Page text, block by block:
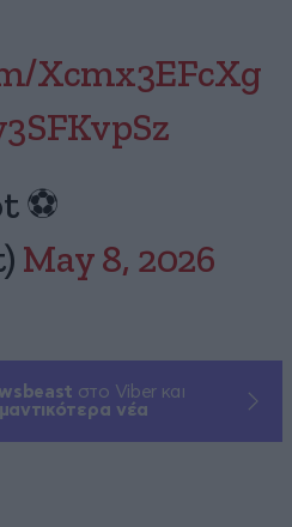
Xcmx3EFcXg
⚽️
May 8, 2026
στο Viber και
νέα